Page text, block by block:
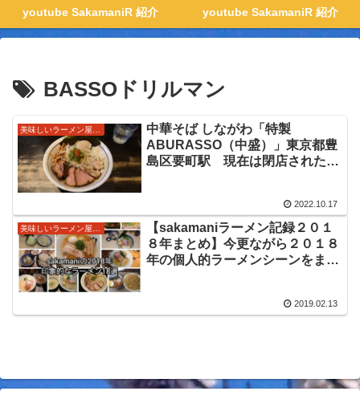
youtube SakamaniR 紹介 youtube SakamaniR 紹介
BASSOドリルマン
中華そば しながわ「特製
ABURASSO（中盛）」東京都豊
島区要町駅 現在は閉店された池
家製麺などを含め美味しくて定期
的に食べたくなる油そばをいただ
きました。
2022.10.17
美味しいラーメン屋さん
【sakamaniラーメン記録２０１
８年まとめ】今更ながら２０１８
年の個人的ラーメンシーンをまと
2019.02.13